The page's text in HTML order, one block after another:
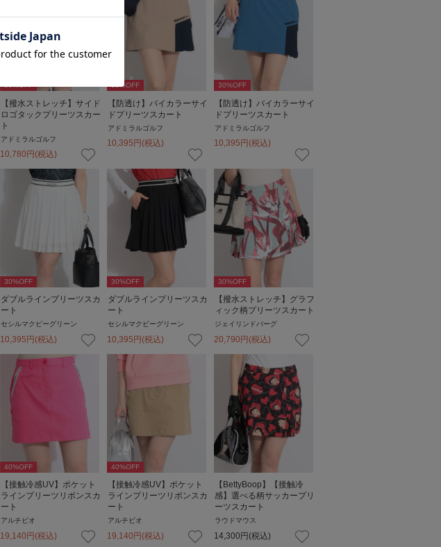
30%OFF
【撥水ストレッチ】サイド
ロゴタックプリーツスカー
ト
アドミラルゴルフ
10,780 円 (税込)
30%OFF
【防透け】バイカラーサイ
ドプリーツスカート
アドミラルゴルフ
10,395 円 (税込)
30%OFF
【防透け】バイカラーサイ
ドプリーツスカート
アドミラルゴルフ
10,395 円 (税込)
30%OFF
ダブルラインプリーツスカ
ート
セシルマクビーグリーン
10,395円(税込)
30%OFF
ダブルラインプリーツスカ
ート
セシルマクビーグリーン
10,395円(税込)
30%OFF
【撥水ストレッチ】グラフ
ィック柄プリーツスカート
ジェイリンドバーグ
20,790円(税込)
40%OFF
【接触冷感UV】ポケット
ラインプリーツリボンスカ
ート
アルチビオ
19,140円(税込)
40%OFF
【接触冷感UV】ポケット
ラインプリーツリボンスカ
ート
アルチビオ
19,140円(税込)
【BettyBoop】【接触冷
感】選べる柄サッカープリ
ーツスカート
ラウドマウス
14,300円(税込)